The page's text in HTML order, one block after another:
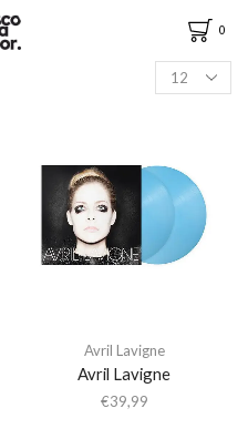
0
Avril Lavigne
Avril Lavigne
€39,99